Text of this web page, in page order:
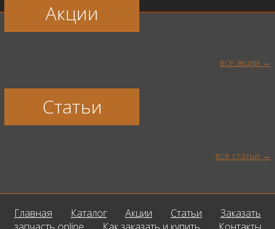
Акции
все акции
Статьи
все статьи
Главная Каталог Акции Статьи
Заказать